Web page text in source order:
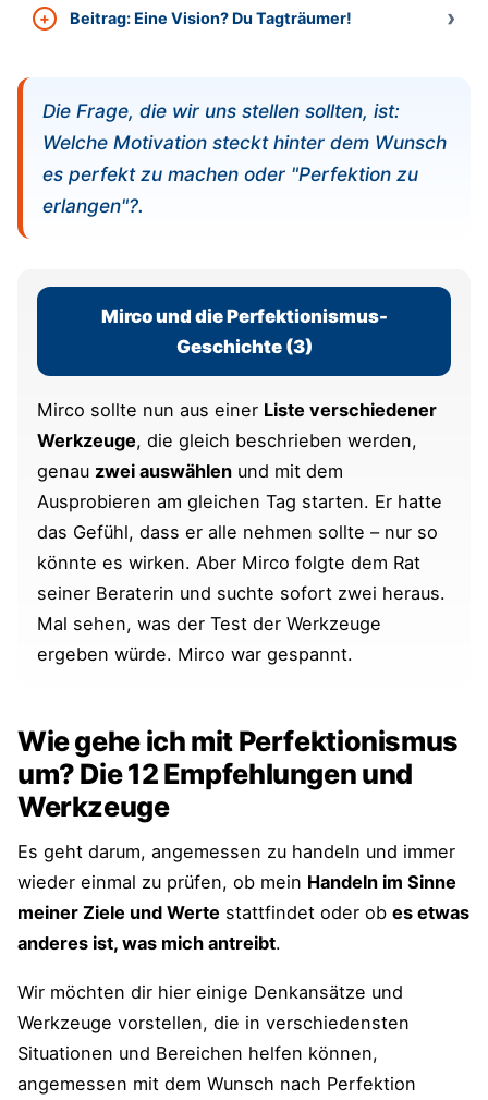
Beitrag: Eine Vision? Du Tagträumer!
Die Frage, die wir uns stellen sollten, ist:
Welche Motivation steckt hinter dem Wunsch
es perfekt zu machen oder "Perfektion zu
erlangen"?.
Mirco und die Perfektionismus-
Geschichte (3)
Mirco sollte nun aus einer Liste verschiedener
Werkzeuge, die gleich beschrieben werden,
genau zwei auswählen und mit dem
Ausprobieren am gleichen Tag starten. Er hatte
das Gefühl, dass er alle nehmen sollte – nur so
könnte es wirken. Aber Mirco folgte dem Rat
seiner Beraterin und suchte sofort zwei heraus.
Mal sehen, was der Test der Werkzeuge
ergeben würde. Mirco war gespannt.
Wie gehe ich mit Perfektionismus
um? Die 12 Empfehlungen und
Werkzeuge
Es geht darum, angemessen zu handeln und immer
wieder einmal zu prüfen, ob mein Handeln im Sinne
meiner Ziele und Werte stattfindet oder ob es etwas
anderes ist, was mich antreibt.
Wir möchten dir hier einige Denkansätze und
Werkzeuge vorstellen, die in verschiedensten
Situationen und Bereichen helfen können,
angemessen mit dem Wunsch nach Perfektion